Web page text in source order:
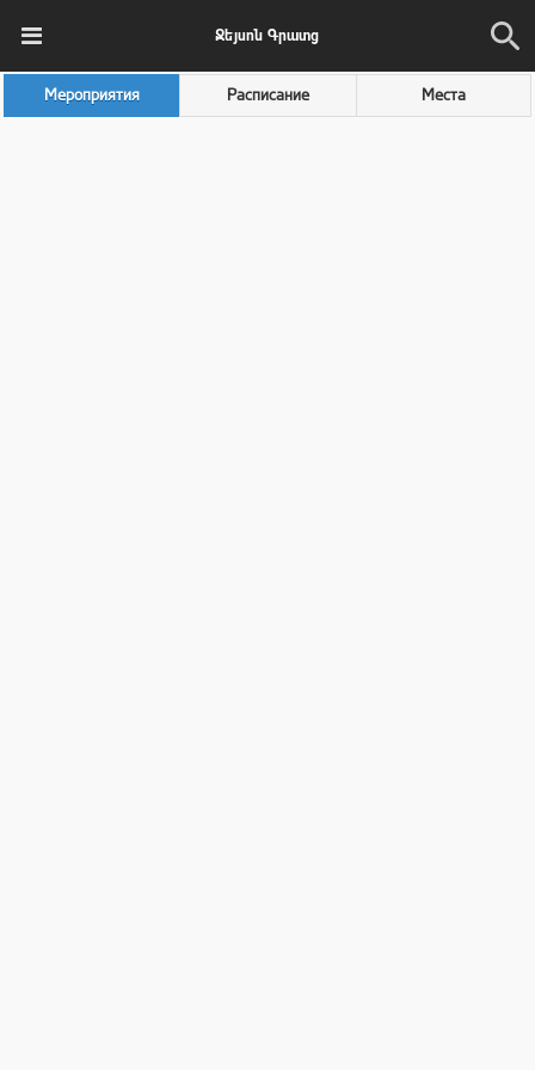
Ջեյսոն Գրատց
Мероприятия Расписание Места